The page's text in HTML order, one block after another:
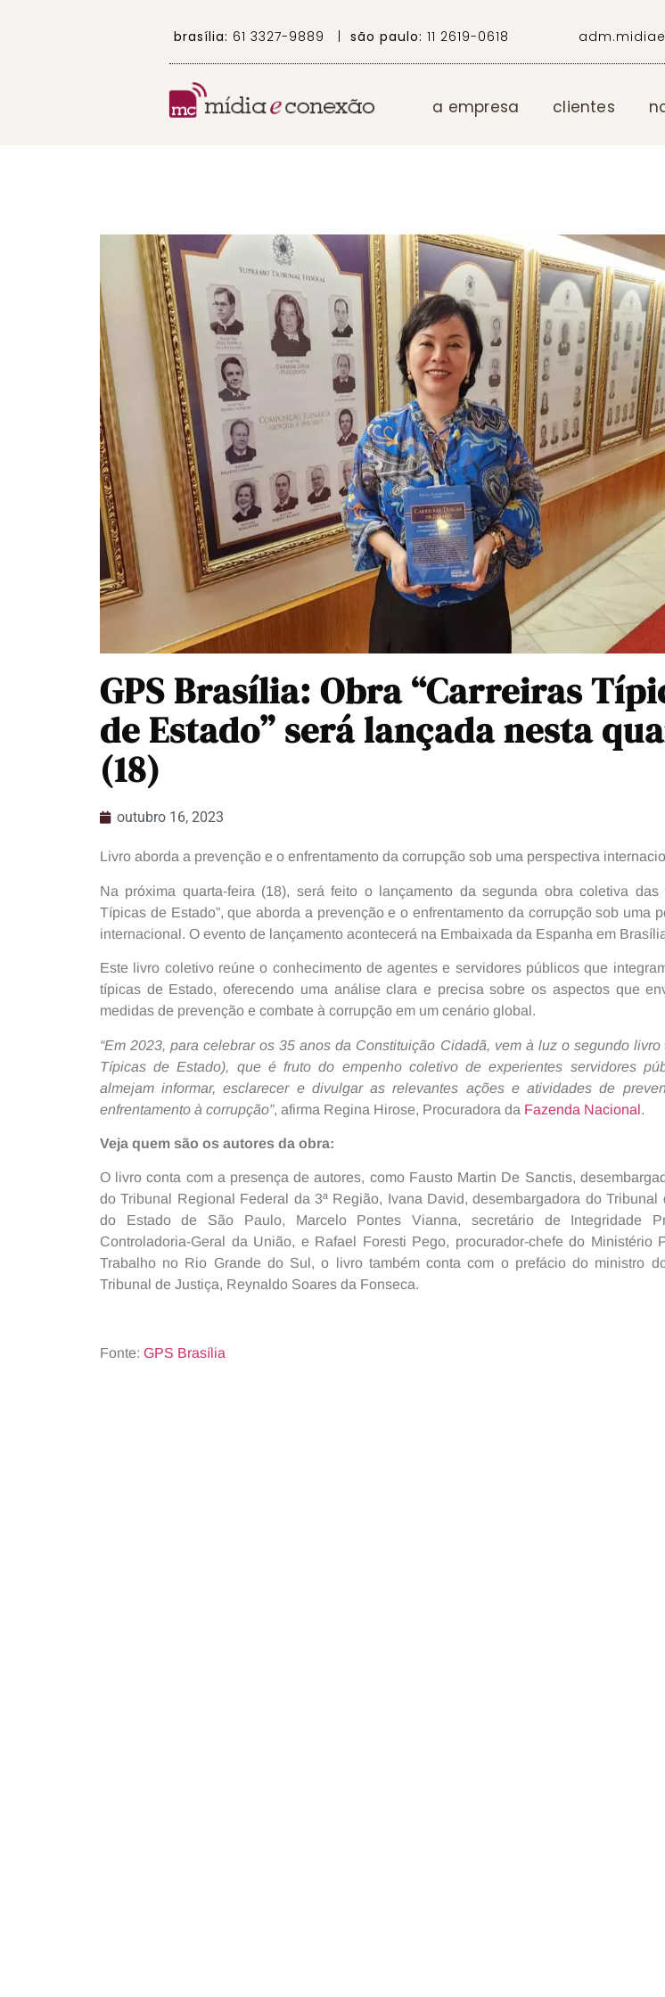
brasília: 61 3327-9889 | são paulo: 11 2619-0618
a empresa clientes
GPS Brasília: Obra “Carreiras
de Estado” será lançada nesta
(18)
outubro 16, 2023
Livro aborda a prevenção e o enfrentamento da corrupção sob uma perspectiva
Na próxima quarta-feira (18), será feito o lançamento da segunda obra coletiva das
Típicas de Estado”, que aborda a prevenção e o enfrentamento da corrupção sob uma
internacional. O evento de lançamento acontecerá na Embaixada da Espanha em
Este livro coletivo reúne o conhecimento de agentes e servidores públicos que
típicas de Estado, oferecendo uma análise clara e precisa sobre os aspectos que
medidas de prevenção e combate à corrupção em um cenário global.
“Em 2023, para celebrar os 35 anos da Constituição Cidadã, vem à luz o segundo livro
Típicas de Estado), que é fruto do empenho coletivo de experientes servidores
almejam informar, esclarecer e divulgar as relevantes ações e atividades de
enfrentamento à corrupção”, afirma Regina Hirose, Procuradora da Fazenda Nacional.
Veja quem são os autores da obra:
O livro conta com a presença de autores, como Fausto Martin De Sanctis,
do Tribunal Regional Federal da 3ª Região, Ivana David, desembargadora do Tribunal
do Estado de São Paulo, Marcelo Pontes Vianna, secretário de Integridade
Controladoria-Geral da União, e Rafael Foresti Pego, procurador-chefe do Ministério
Trabalho no Rio Grande do Sul, o livro também conta com o prefácio do ministro
Tribunal de Justiça, Reynaldo Soares da Fonseca.
Fonte: GPS Brasília